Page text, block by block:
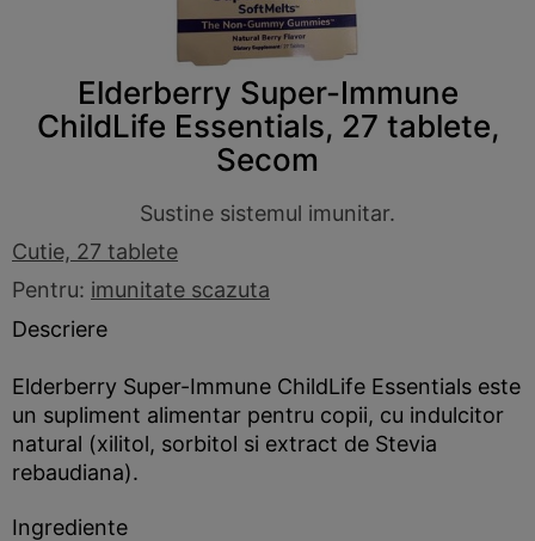
Elderberry Super-Immune
ChildLife Essentials, 27 tablete,
Secom
Sustine sistemul imunitar.
Cutie, 27 tablete
Pentru: imunitate scazuta
Descriere
Elderberry Super-Immune ChildLife Essentials este
un supliment alimentar pentru copii, cu indulcitor
natural (xilitol, sorbitol si extract de Stevia
rebaudiana).
Ingrediente